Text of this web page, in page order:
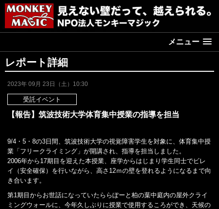
メニュー
レポート詳細
2023年 09月 23日（土）10:30
受託イベント
【報告】筑波技術大学体育集中授業の指導を担当
9/4・5・8の3日間、筑波技術大学の視覚障害学生を対象に、体育集中授
業「フリークライミング」が開講され、指導を担当しました。
2006年から17期目を迎えた本授業、座学からはじまり学生同士でビレ
イ（安全確保）を行いながら、高さ12ｍの壁を登れるようになるまで向
き合います。
第1期目からお世話になっていたららぽーと柏の葉中庭内の屋外クライ
ミングウォールに、今年久しぶりに授業で使用するころができ、天候の